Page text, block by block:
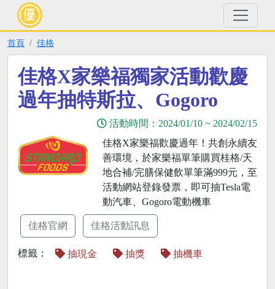
首頁 佳格
佳格X家樂福獨家活動歡慶
過年抽特斯拉、Gogoro
活動時間： 2024/01/10 ~ 2024/02/15
佳格X家樂福歡慶過年！共創永續友
善環境，於家樂福單筆購買桂格/天
地合補/完膳保健飲單筆滿999元，至
活動網站登錄發票，即可抽Tesla電
動汽車、Gogoro電動機車
佳格官網 佳格活動訊息
標籤： 抽現金 抽獎 抽機車